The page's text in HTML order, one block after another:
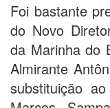
Foi bastante
do Novo
da Marinha do
Almirante
substituição